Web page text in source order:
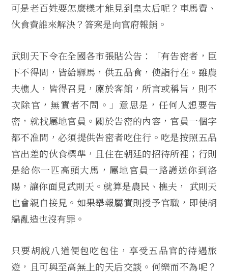
可是老百姓要怎麼樣才能見到皇太后呢？車馬費、
伙食費誰來解決？答案是向官府報銷。
武則天下令在全國各市張貼公告：「有告密者，臣
下不得問，皆給驛馬，供五品食，使詣行在。雖農
夫樵人，皆得召見，廩於客館，所言或稱旨，則不
次除官，無實者不問。」意思是，任何人想要告
密，就找屬地官員。關於告密的內容，官員一個字
都不准問，必須提供告密者吃住行。吃是按照五品
官出差的伙食標準，且住在朝廷的招待所裡；行則
是給你一匹高頭大馬，屬地官員一路護送你到洛
陽，讓你面見武則天。就算是農民、樵夫， 武則天
也會親自接見。如果舉報屬實則授予官職，即使胡
編亂造也沒有罪。
只要胡說八道便包吃包住，享受五品官的待遇旅
遊，且可與至高無上的天后交談。何樂而不為呢？